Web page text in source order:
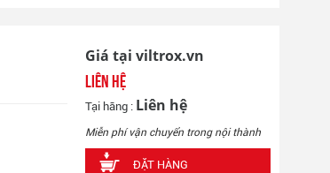
Giá tại viltrox.vn
Liên hệ
Tại hãng : Liên hệ
Miễn phí vận chuyển trong nội thành
ĐẶT HÀNG